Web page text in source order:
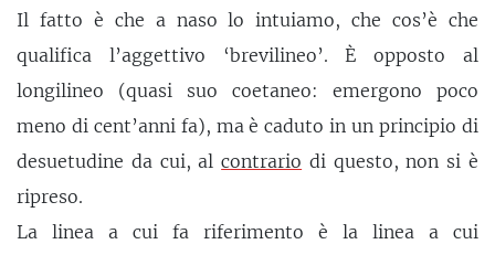
Il fatto è che a naso lo intuiamo, che cos’è che
qualifica l’aggettivo ‘brevilineo’. È opposto al
longilineo (quasi suo coetaneo: emergono poco
meno di cent’anni fa), ma è caduto in un principio di
desuetudine da cui, alcontrario di questo, non si è
ripreso.
La linea a cui fa riferimento è la linea a cui